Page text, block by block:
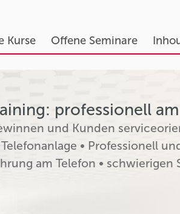
Kurse Offene Seminare
professionell am
und Kunden
• Professionell
am Telefon •